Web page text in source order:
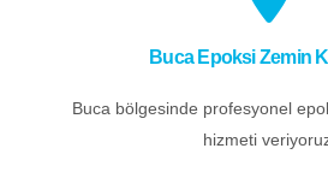
Buca Epoksi Zemin
Buca bölgesinde profesyonel
hizmeti